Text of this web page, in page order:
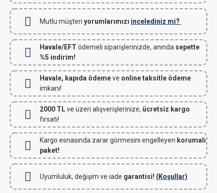
Mutlu müşteri yorumlarımızı incelediniz mi?
Havale/EFT ödemeli siparişlerinizde, anında sepette
%5 indirim!
Havale, kapıda ödemeve online taksitle ödeme
imkanı!
2000 TLve üzeri alışverişlerinize, ücretsiz kargo
fırsatı!
Kargo esnasında zarar görmesini engelleyen korumalı
paket!
Uyumluluk, değişim ve iade garantisi! (Koşullar)